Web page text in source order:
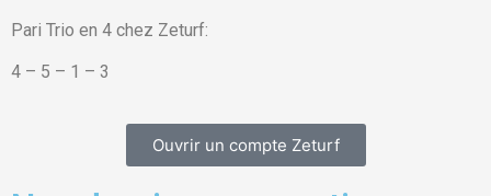
Pari Trio en 4 chez Zeturf:
4 – 5 – 1 – 3
Ouvrir un compte Zeturf